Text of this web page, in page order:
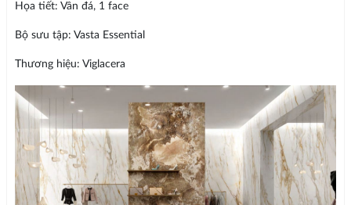
Họa tiết: Vân đá, 1 face
Bộ sưu tập: Vasta Essential
Thương hiệu: Viglacera